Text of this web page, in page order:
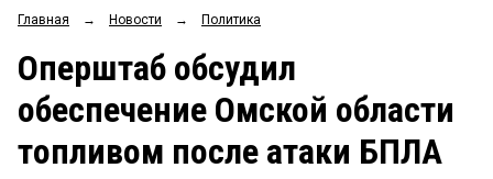
ОБЩЕСТВО
ЗАКОН Рейтинги
Блоги
Архив
Главная → Новости → Политика
Оперштаб обсудил
обеспечение Омской области
топливом после атаки БПЛА